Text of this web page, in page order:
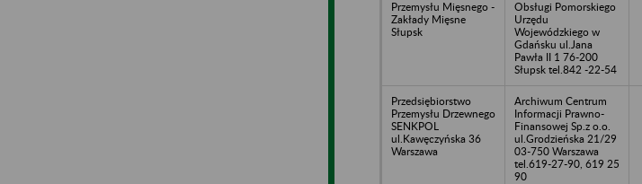
Przemysłu Mięsnego -
Zakłady Mięsne
Słupsk
Obsługi Pomorskiego
Urzędu
Wojewódzkiego w
Gdańsku ul.Jana
Pawła II 1 76-200
Słupsk tel.842 -22-54
Przedsiębiorstwo
Przemysłu Drzewnego
SENKPOL
ul.Kawęczyńska 36
Warszawa
Archiwum Centrum
Informacji Prawno-
Finansowej Sp.z o.o.
ul.Grodzieńska 21/29
03-750 Warszawa
tel.619-27-90, 619 25
90